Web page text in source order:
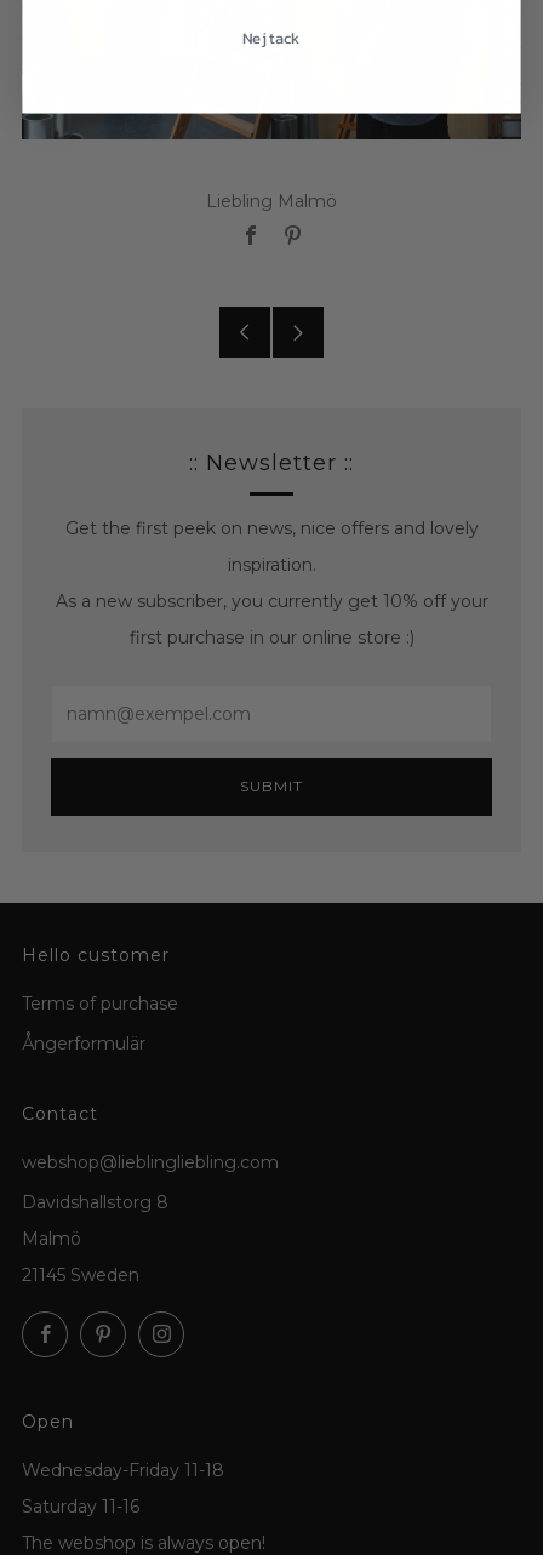
Liebling Malmö
Facebook
Older
:: Newsletter ::
Get the first peek on news, nice offers and lovely
inspiration.
As a new subscriber, you currently get 10% off your
first purchase in our online store :)
SUBMIT
Hello customer
Terms of purchase
Ångerformulär
Contact
webshop@lieblingliebling.com
Davidshallstorg 8
Malmö
21145 Sweden
FacebookPinterestInstagram
Open
Wednesday-Friday 11-18
Saturday 11-16
The webshop is always open!
Nej tack